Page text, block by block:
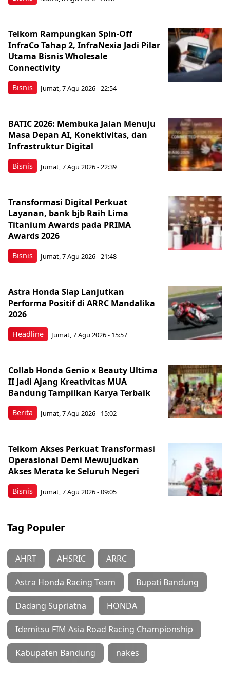
Bisnis
Telkom Rampungkan Spin-Off
InfraCo Tahap 2, InfraNexia Jadi Pilar
Utama Bisnis Wholesale
Connectivity
Jumat, 7 Agu 2026 - 22:54
Bisnis
BATIC 2026: Membuka Jalan Menuju
Masa Depan AI, Konektivitas, dan
Infrastruktur Digital
Jumat, 7 Agu 2026 - 22:39
Bisnis
Transformasi Digital Perkuat
Layanan, bank bjb Raih Lima
Titanium Awards pada PRIMA
Awards 2026
Jumat, 7 Agu 2026 - 21:48
Headline
Astra Honda Siap Lanjutkan
Performa Positif di ARRC Mandalika
2026
Jumat, 7 Agu 2026 - 15:57
Berita
Collab Honda Genio x Beauty Ultima
II Jadi Ajang Kreativitas MUA
Bandung Tampilkan Karya Terbaik
Jumat, 7 Agu 2026 - 15:02
Bisnis
Telkom Akses Perkuat Transformasi
Operasional Demi Mewujudkan
Akses Merata ke Seluruh Negeri
Jumat, 7 Agu 2026 - 09:05
Tag Populer
AHRT AHSRIC ARRC
Astra Honda Racing Team Bupati Bandung
Dadang Supriatna HONDA
Idemitsu FIM Asia Road Racing Championship
Kabupaten Bandung nakes